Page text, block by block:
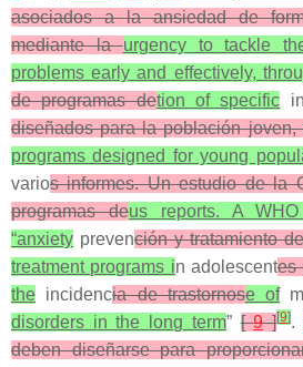
asociados a la ansiedad de
mediante laurgency to tackle
problems early and effectively,
de programas detion of specific
diseñados para la población
programs designed for young
varios informes. Un estudio de la
programas deus reports. A
“anxiety prevención y tratamiento
treatment programs in adolescentes
the incidencia de trastornose of
disorders in the long term”[9][9].
deben diseñarse para